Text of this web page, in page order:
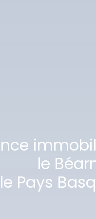
le
le Pays